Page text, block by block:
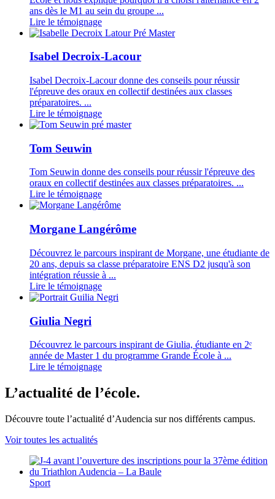
ans dès le M1 au sein du groupe ...
Lire le témoignage
Isabel Decroix-Lacour
Isabel Decroix-Lacour donne des conseils pour réussir
l'épreuve des oraux en collectif destinées aux classes
préparatoires. ...
Lire le témoignage
Tom Seuwin
Tom Seuwin donne des conseils pour réussir l'épreuve des
oraux en collectif destinées aux classes préparatoires. ...
Lire le témoignage
Morgane Langérôme
Découvrez le parcours inspirant de Morgane, une étudiante de
20 ans, depuis sa classe préparatoire ENS D2 jusqu'à son
intégration réussie à ...
Lire le témoignage
Giulia Negri
Découvrez le parcours inspirant de Giulia, étudiante en 2ᵉ
année de Master 1 du programme Grande École à ...
Lire le témoignage
L’actualité de l’école.
Découvre toute l’actualité d’Audencia sur nos différents campus.
Voir toutes les actualités
Sport